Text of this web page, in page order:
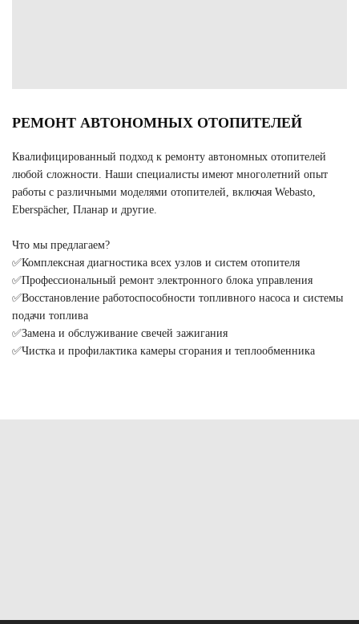
РЕМОНТ АВТОНОМНЫХ ОТОПИТЕЛЕЙ
Квалифицированный подход к ремонту автономных отопителей
любой сложности. Наши специалисты имеют многолетний опыт
работы с различными моделями отопителей, включая Webasto,
Eberspächer, Планар и другие.
Что мы предлагаем?
✅Комплексная диагностика всех узлов и систем отопителя
✅Профессиональный ремонт электронного блока управления
✅Восстановление работоспособности топливного насоса и системы
подачи топлива
✅Замена и обслуживание свечей зажигания
✅Чистка и профилактика камеры сгорания и теплообменника